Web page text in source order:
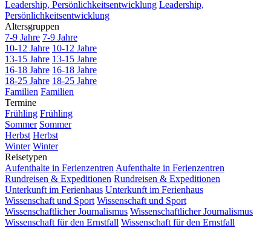
Leadership, Persönlichkeitsentwicklung Leadership,
Persönlichkeitsentwicklung
Altersgruppen
7-9 Jahre 7-9 Jahre
10-12 Jahre 10-12 Jahre
13-15 Jahre 13-15 Jahre
16-18 Jahre 16-18 Jahre
18-25 Jahre 18-25 Jahre
Familien Familien
Termine
Frühling Frühling
Sommer Sommer
Herbst Herbst
Winter Winter
Reisetypen
Aufenthalte in Ferienzentren Aufenthalte in Ferienzentren
Rundreisen & Expeditionen Rundreisen & Expeditionen
Unterkunft im Ferienhaus Unterkunft im Ferienhaus
Wissenschaft und Sport Wissenschaft und Sport
Wissenschaftlicher Journalismus Wissenschaftlicher Journalismus
Wissenschaft für den Ernstfall Wissenschaft für den Ernstfall